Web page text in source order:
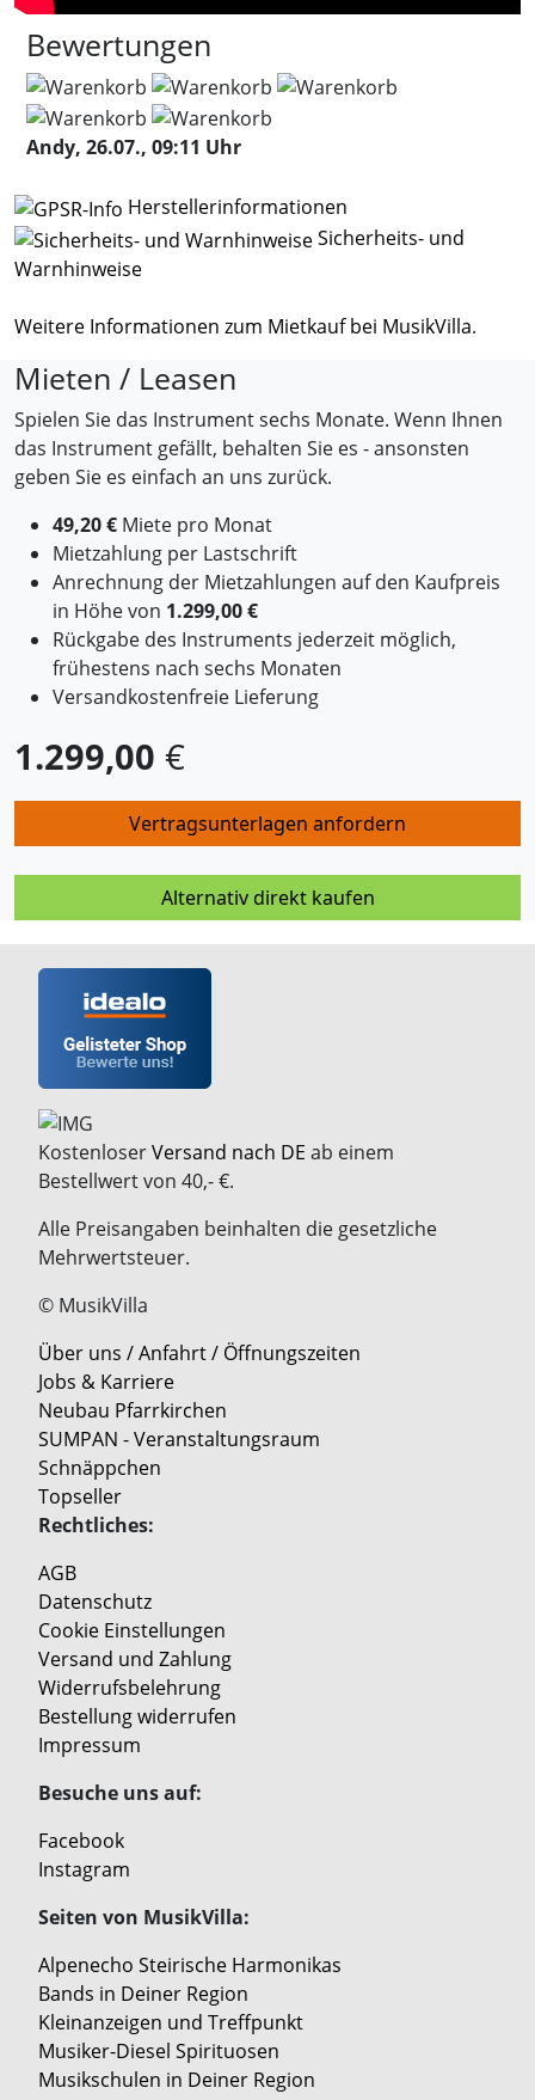
Bewertungen
Andy, 26.07., 09:11 Uhr
Herstellerinformationen
Sicherheits- und
Warnhinweise
Weitere Informationen zum Mietkauf bei MusikVilla.
Mieten / Leasen
Spielen Sie das Instrument sechs Monate. Wenn Ihnen
das Instrument gefällt, behalten Sie es - ansonsten
geben Sie es einfach an uns zurück.
49,20 € Miete pro Monat
Mietzahlung per Lastschrift
Anrechnung der Mietzahlungen auf den Kaufpreis
in Höhe von 1.299,00 €
Rückgabe des Instruments jederzeit möglich,
frühestens nach sechs Monaten
Versandkostenfreie Lieferung
1.299,00 €
Vertragsunterlagen anfordern
Alternativ direkt kaufen
KostenloserVersand nach DE ab einem
Bestellwert von 40,- €.
Alle Preisangaben beinhalten die gesetzliche
Mehrwertsteuer.
© MusikVilla
Über uns / Anfahrt / Öffnungszeiten
Jobs & Karriere
Neubau Pfarrkirchen
SUMPAN - Veranstaltungsraum
Schnäppchen
Topseller
Rechtliches:
AGB
Datenschutz
Cookie Einstellungen
Versand und Zahlung
Widerrufsbelehrung
Bestellung widerrufen
Impressum
Besuche uns auf:
Facebook
Instagram
Seiten von MusikVilla:
Alpenecho Steirische Harmonikas
Bands in Deiner Region
Kleinanzeigen und Treffpunkt
Musiker-Diesel Spirituosen
Musikschulen in Deiner Region